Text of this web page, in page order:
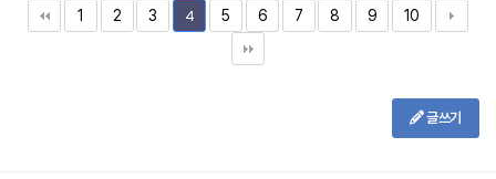
1 2 3 4 5 6 7 8 9 10
글쓰기